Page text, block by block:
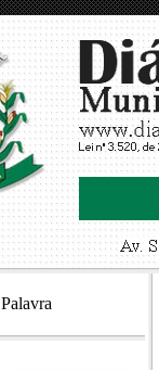
Palavra